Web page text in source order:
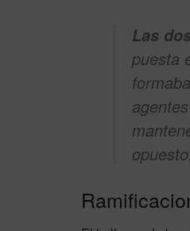
Las
puesta